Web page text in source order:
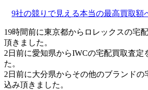
9社の競りで見える本当の最高買取額
19時間前に東京都からロレックスの宅
頂きました。
2日前に愛知県からIWCの宅配買取査定
た。
2日前に大分県からその他のブランドの
込み頂きました。